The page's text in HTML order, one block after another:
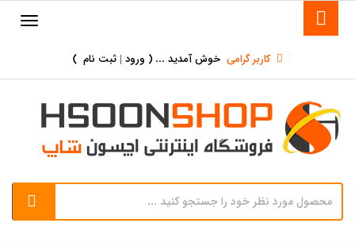
کاربر گرامی خوش آمدید ... ( ورود | ثبت نام )